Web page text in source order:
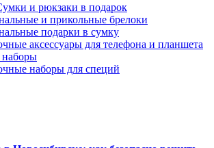
и рюкзаки в подарок
и прикольные брелоки
подарки в сумку
аксессуары для телефона и планшета
наборы для специй